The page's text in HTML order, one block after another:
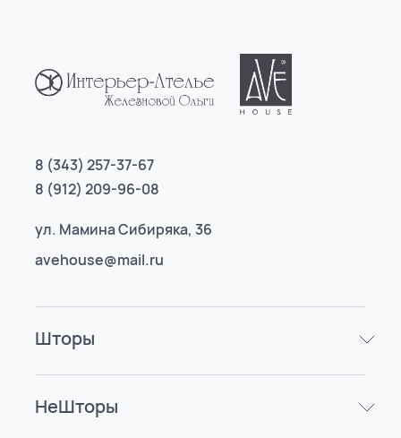
Шторы
НеШторы
8 (343) 257-37-67
8 (912) 209-96-08
ул. Мамина Сибиряка, 36
avehouse@mail.ru